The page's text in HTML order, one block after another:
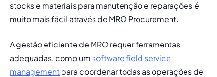
stocks e materiais para manutenção e reparações é
muito mais fácil através de MRO Procurement.
A gestão eficiente de MRO requer ferramentas
adequadas, como um software field service
management para coordenar todas as operações de